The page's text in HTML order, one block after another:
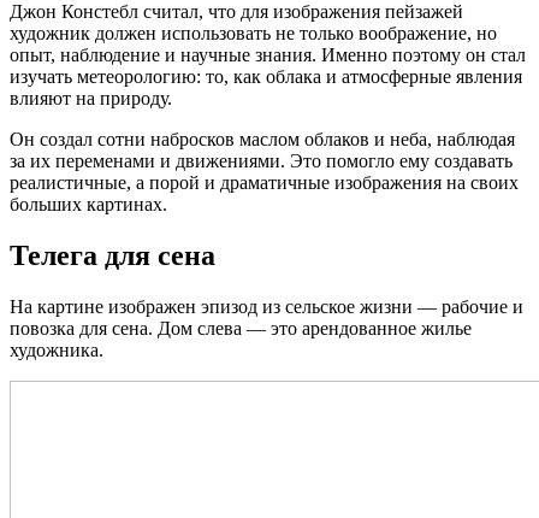
Джон Констебл считал, что для изображения пейзажей
художник должен использовать не только воображение, но
опыт, наблюдение и научные знания. Именно поэтому он стал
изучать метеорологию: то, как облака и атмосферные явления
влияют на природу.
Он создал сотни набросков маслом облаков и неба, наблюдая
за их переменами и движениями. Это помогло ему создавать
реалистичные, а порой и драматичные изображения на своих
больших картинах.
Телега для сена
На картине изображен эпизод из сельское жизни — рабочие и
повозка для сена. Дом слева — это арендованное жилье
художника.